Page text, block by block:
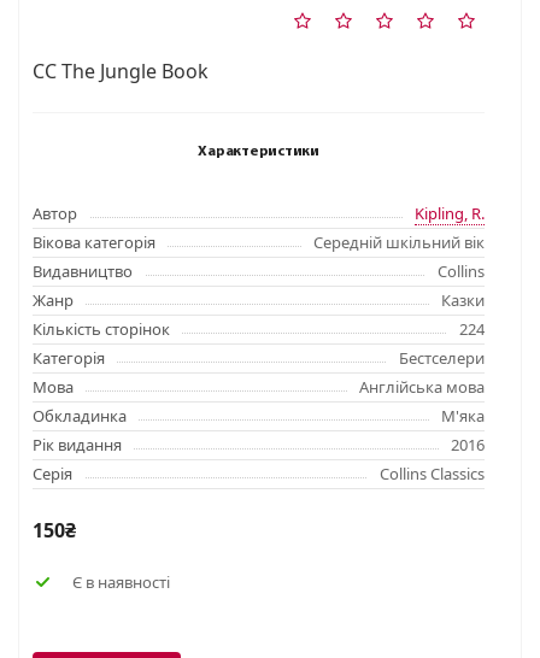
CC The Jungle Book
Характеристики
Автор
Kipling, R.
Вікова категорія
Середній шкільний вік
Видавництво
Collins
Жанр
Казки
Кількість сторінок
224
Категорія
Бестселери
Мова
Англійська мова
Обкладинка
М'яка
Рік видання
2016
Серія
Collins Classics
150₴
Є в наявності